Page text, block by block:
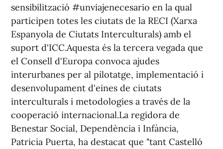
sensibilització #unviajenecesario en la qual
participen totes les ciutats de la RECI (Xarxa
Espanyola de Ciutats Interculturals) amb el
suport d'ICC.Aquesta és la tercera vegada que
el Consell d'Europa convoca ajudes
interurbanes per al pilotatge, implementació i
desenvolupament d'eines de ciutats
interculturals i metodologies a través de la
cooperació internacional.La regidora de
Benestar Social, Dependència i Infància,
Patricia Puerta, ha destacat que "tant Castelló